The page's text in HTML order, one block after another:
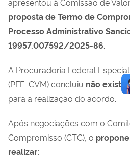
proposta de Termo de
Processo Administrativo
19957.007592/2025-86.
A Procuradoria Federal
(PFE-CVM) concluiu não
para a realização do acordo.
Após negociações com o
Compromisso (CTC), o
realizar: